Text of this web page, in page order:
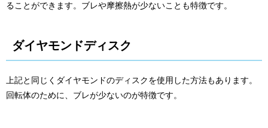
ることができます。ブレや摩擦熱が少ないことも特徴です。
ダイヤモンドディスク
上記と同じくダイヤモンドのディスクを使用した方法もあります。
回転体のために、ブレが少ないのが特徴です。